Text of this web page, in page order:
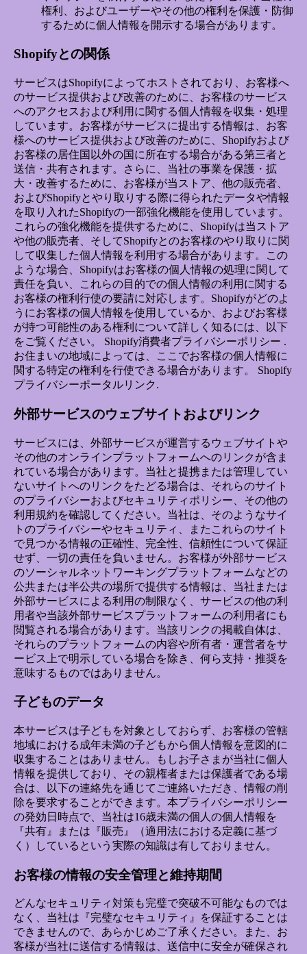
権利、およびユーザーやその他の権利を保護・防御
するために個人情報を開示する場合があります。
Shopifyとの関係
サービスはShopifyによってホストされており、お客様へ
のサービス提供および改善のために、お客様のサービス
へのアクセスおよび利用に関する個人情報を収集・処理
しています。お客様がサービスに提出する情報は、お客
様へのサービス提供および改善のために、Shopifyおよび
お客様の居住国以外の国に所在する場合がある第三者と
送信・共有されます。さらに、当社の事業を保護・拡
大・改善するために、お客様が当ストア、他の販売者、
およびShopifyとやり取りする際に得られたデータや情報
を取り入れたShopifyの一部強化機能を使用しています。
これらの強化機能を提供するために、Shopifyは当ストア
や他の販売者、そしてShopifyとのお客様のやり取りに関
して収集した個人情報を利用する場合があります。この
ような場合、Shopifyはお客様の個人情報の処理に関して
責任を負い、これらの目的での個人情報の利用に関する
お客様の権利行使の要請に対応します。Shopifyがどのよ
うにお客様の個人情報を使用しているか、およびお客様
が持つ可能性のある権利について詳しく知るには、以下
をご覧ください。 Shopify消費者プライバシーポリシー .
お住まいの地域によっては、ここでお客様の個人情報に
関する特定の権利を行使できる場合があります。 Shopify
プライバシーポータルリンク .
外部サービスのウェブサイトおよびリンク
サービスには、外部サービスが運営するウェブサイトや
その他のオンラインプラットフォームへのリンクが含ま
れている場合があります。当社と提携または管理してい
ないサイトへのリンクをたどる場合は、それらのサイト
のプライバシーおよびセキュリティポリシー、その他の
利用規約を確認してください。当社は、そのようなサイ
トのプライバシーやセキュリティ、またこれらのサイト
で見つかる情報の正確性、完全性、信頼性について保証
せず、一切の責任を負いません。お客様が外部サービス
のソーシャルネットワーキングプラットフォームなどの
公共または半公共の場所で提供する情報は、当社または
外部サービスによる利用の制限なく、サービスの他の利
用者や当該外部サービスプラットフォームの利用者にも
閲覧される場合があります。当該リンクの掲載自体は、
それらのプラットフォームの内容や所有者・運営者をサ
ービス上で明示している場合を除き、何ら支持・推奨を
意味するものではありません。
子どものデータ
本サービスは子どもを対象としておらず、お客様の管轄
地域における成年未満の子どもから個人情報を意図的に
収集することはありません。もしお子さまが当社に個人
情報を提供しており、その親権者または保護者である場
合は、以下の連絡先を通じてご連絡いただき、情報の削
除を要求することができます。本プライバシーポリシー
の発効日時点で、当社は16歳未満の個人の個人情報を
『共有』または『販売』（適用法における定義に基づ
く）しているという実際の知識は有しておりません。
お客様の情報の安全管理と維持期間
どんなセキュリティ対策も完璧で突破不可能なものでは
なく、当社は『完璧なセキュリティ』を保証することは
できませんので、あらかじめご了承ください。また、お
客様が当社に送信する情報は、送信中に安全が確保され